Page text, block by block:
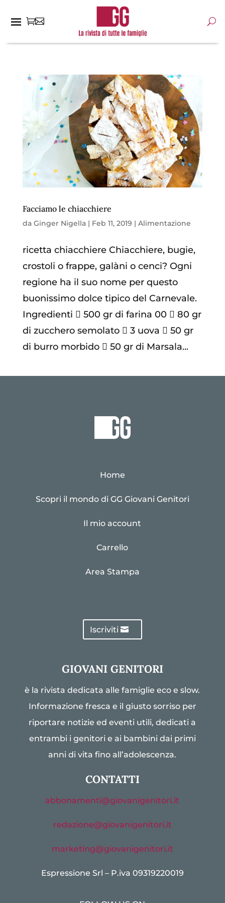
Facciamo le chiacchiere
da Ginger Nigella| Feb 11, 2019 | Alimentazione
ricetta chiacchiere Chiacchiere, bugie,
crostoli o frappe, galàni o cenci? Ogni
regione ha il suo nome per questo
buonissimo dolce tipico del Carnevale.
Ingredienti  500 gr di farina 00  80 gr
di zucchero semolato  3 uova  50 gr
di burro morbido  50 gr di Marsala...
Home
Scopri il mondo di GG Giovani Genitori
Il mio account
Carrello
Area Stampa
Iscriviti
GIOVANI GENITORI
è la rivista dedicata alle famiglie eco e slow.
Informazione fresca e il giusto sorriso per
riportare notizie ed eventi utili, dedicati a
entrambi i genitori e ai bambini dai primi
anni di vita fino all’adolescenza.
CONTATTI
abbonamenti@giovanigenitori.it
redazione@giovanigenitori.it
marketing@giovanigenitori.it
Espressione Srl – P.iva 09319220019